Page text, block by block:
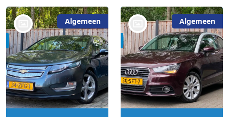
Algemeen
Algemeen